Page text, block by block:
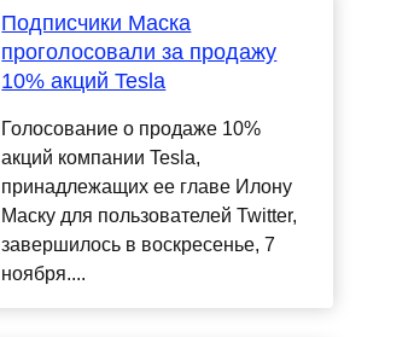
Подписчики Маска
проголосовали за продажу
10% акций Tesla
Голосование о продаже 10%
акций компании Tesla,
принадлежащих ее главе Илону
Маску для пользователей Twitter,
завершилось в воскресенье, 7
ноября....